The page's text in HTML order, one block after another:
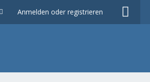
Anmelden oder registrieren